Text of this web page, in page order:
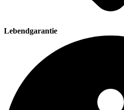
Lebendgarantie